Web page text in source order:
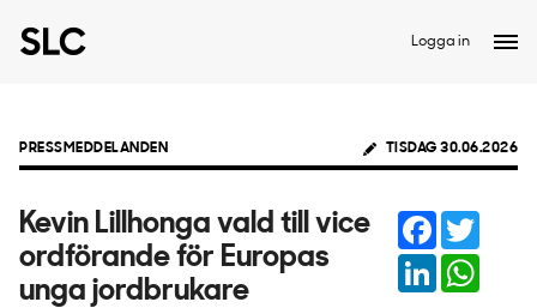
Logga in
PRESSMEDDELANDEN TISDAG 30.06.2026
Kevin Lillhonga vald till vice
ordförande för Europas
unga jordbrukare
Facebook
LinkedIn